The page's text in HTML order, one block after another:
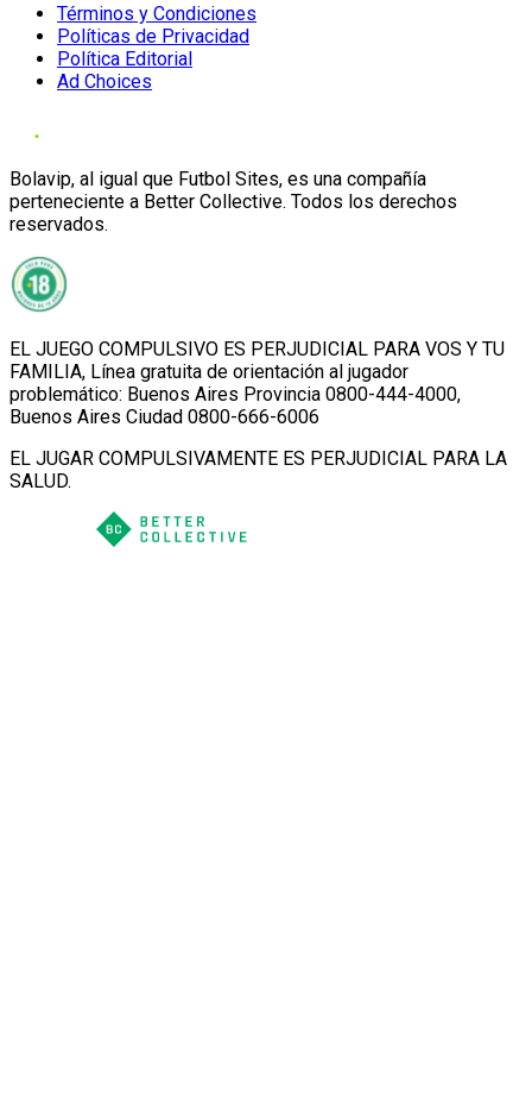
Términos y Condiciones
Políticas de Privacidad
Política Editorial
Ad Choices
Bolavip, al igual que Futbol Sites, es una compañía
perteneciente a Better Collective. Todos los derechos
reservados.
EL JUEGO COMPULSIVO ES PERJUDICIAL PARA VOS Y TU
FAMILIA, Línea gratuita de orientación al jugador
problemático: Buenos Aires Provincia 0800-444-4000,
Buenos Aires Ciudad 0800-666-6006
EL JUGAR COMPULSIVAMENTE ES PERJUDICIAL PARA LA
SALUD.